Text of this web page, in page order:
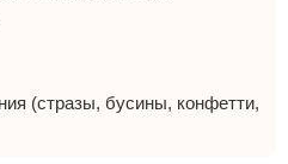
(стразы, бусины, конфетти,